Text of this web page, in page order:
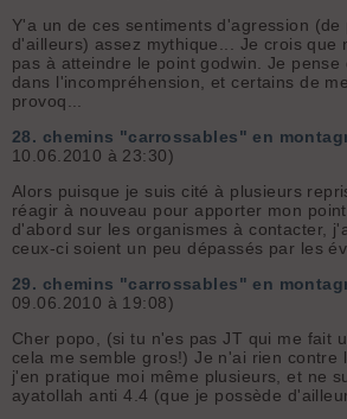
Y'a un de ces sentiments d'agression
d'ailleurs) assez mythique... Je crois que
pas à atteindre le point godwin. Je pense
dans l'incompréhension, et certains de
provoq...
28. chemins "carrossables" en
10.06.2010 à 23:30)
Alors puisque je suis cité à plusieurs
réagir à nouveau pour apporter mon
d'abord sur les organismes à contacter,
ceux-ci soient un peu dépassés par les
29. chemins "carrossables" en
09.06.2010 à 19:08)
Cher popo, (si tu n'es pas JT qui me fait
cela me semble gros!) Je n'ai rien contre
j'en pratique moi même plusieurs, et ne
ayatollah anti 4.4 (que je possède